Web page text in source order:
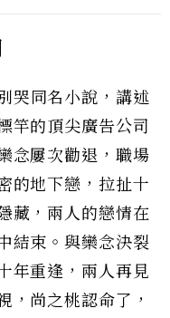
哭同名小說，講述
竿的頂尖廣告公司
念屢次勸退，職場
的地下戀，拉扯十
藏，兩人的戀情在
結束。與欒念決裂
年重逢，兩人再見
，尚之桃認命了，